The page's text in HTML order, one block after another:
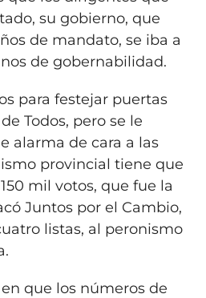
su gobierno, que
de mandato, se iba a
de gobernabilidad.
para festejar puertas
Todos, pero se le
alarma de cara a las
provincial tiene que
mil votos, que fue la
Juntos por el Cambio,
listas, al peronismo
que los números de